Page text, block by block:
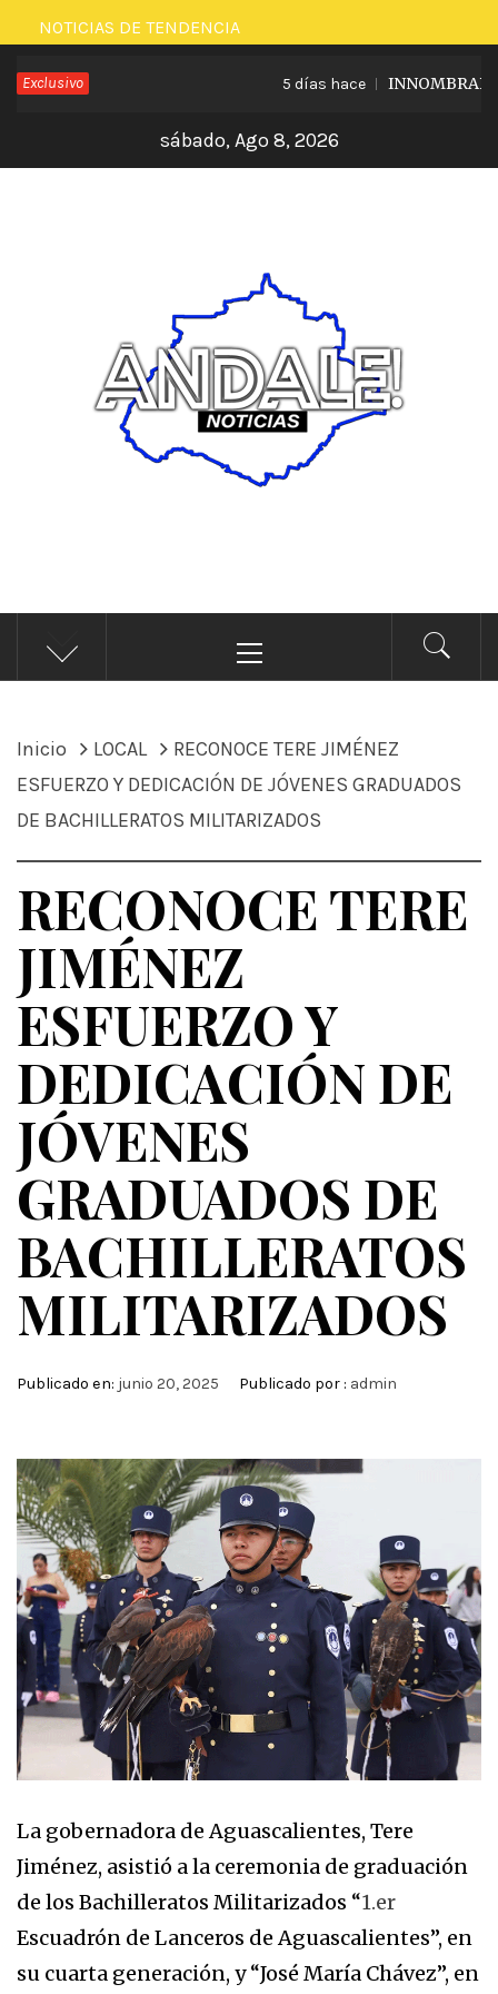
Saltar
al
contenido
NOTICIAS DE TENDENCIA
Exclusivo 5 días hace INNOMBRABLE
sábado, Ago 8, 2026
ÁNDALE NOTICIAS
Noticias
principal
Inicio LOCAL
RECONOCE TERE JIMÉNEZ
ESFUERZO Y DEDICACIÓN DE JÓVENES GRADUADOS
DE BACHILLERATOS MILITARIZADOS
RECONOCE TERE
JIMÉNEZ
ESFUERZO Y
DEDICACIÓN DE
JÓVENES
GRADUADOS DE
BACHILLERATOS
MILITARIZADOS
Publicado en: junio 20, 2025 Publicado por : admin
La gobernadora de Aguascalientes, Tere
Jiménez, asistió a la ceremonia de graduación
de los Bachilleratos Militarizados “1.er
Escuadrón de Lanceros de Aguascalientes”, en
su cuarta generación, y “José María Chávez”, en